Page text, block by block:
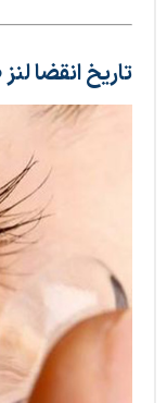
تاریخ انقضا